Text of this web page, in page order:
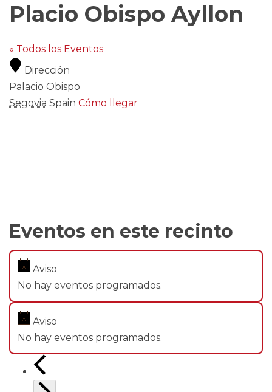
Placio Obispo Ayllon
« Todos los Eventos
Dirección
Palacio Obispo
Segovia Spain Cómo llegar
Eventos en este recinto
Aviso
No hay eventos programados.
Aviso
No hay eventos programados.